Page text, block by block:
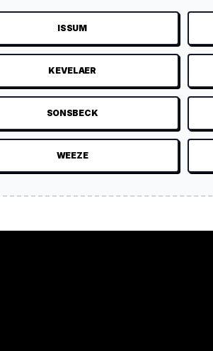
ISSUM
KEVELAER
SONSBECK
WEEZE